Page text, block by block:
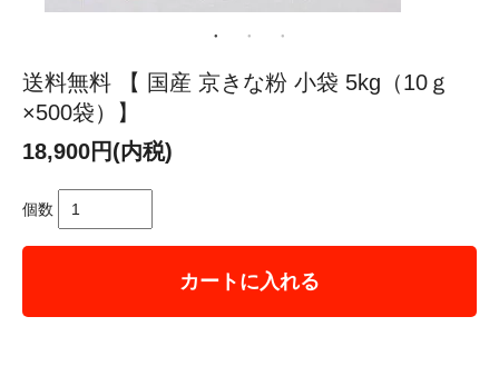
送料無料 【 国産 京きな粉 小袋 5kg（10ｇ
×500袋）】
18,900円(内税)
個数
カートに入れる